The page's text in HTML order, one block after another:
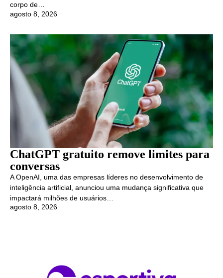
corpo de…
agosto 8, 2026
ChatGPT gratuito remove limites para
conversas
A OpenAI, uma das empresas líderes no desenvolvimento de
inteligência artificial, anunciou uma mudança significativa que
impactará milhões de usuários…
agosto 8, 2026